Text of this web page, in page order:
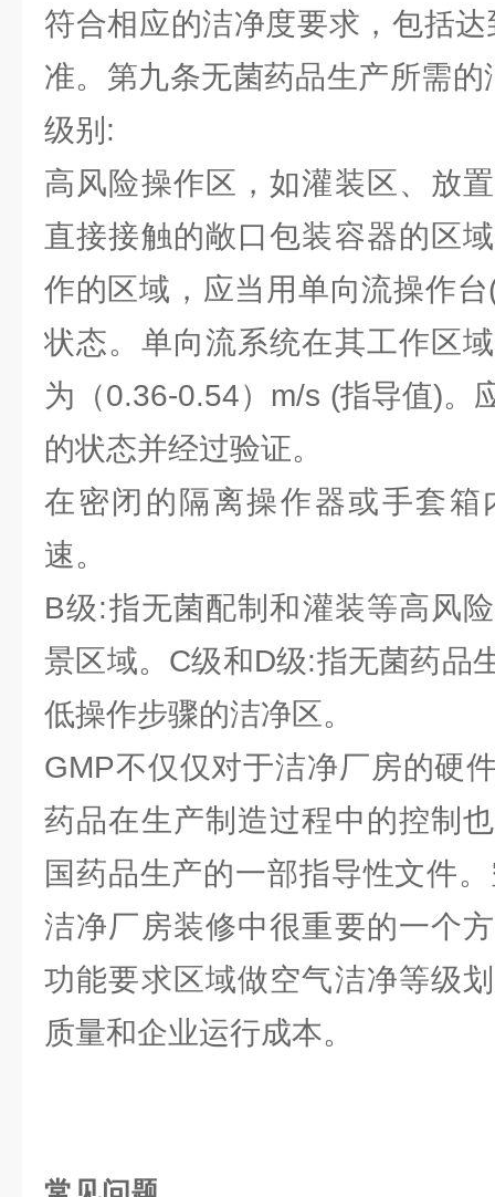
符合相应的洁净度要求，包括达
准。第九条无菌药品生产所需
级别:
高风险操作区，如灌装区、放
直接接触的敞口包装容器的区
作的区域，应当用单向流操作
状态。单向流系统在其工作区
为（0.36-0.54）m/s (指导值)。
的状态并经过验证。
在密闭的隔离操作器或手套箱
速。
B级:指无菌配制和灌装等高风
景区域。C级和D级:指无菌药品
低操作步骤的洁净区。
GMP不仅仅对于洁净厂房的硬
药品在生产制造过程中的控制
国药品生产的一部指导性文件
洁净厂房装修中很重要的一个
功能要求区域做空气洁净等级
质量和企业运行成本。